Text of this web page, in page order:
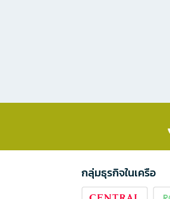
กลุ่มธุรกิจในเครือ